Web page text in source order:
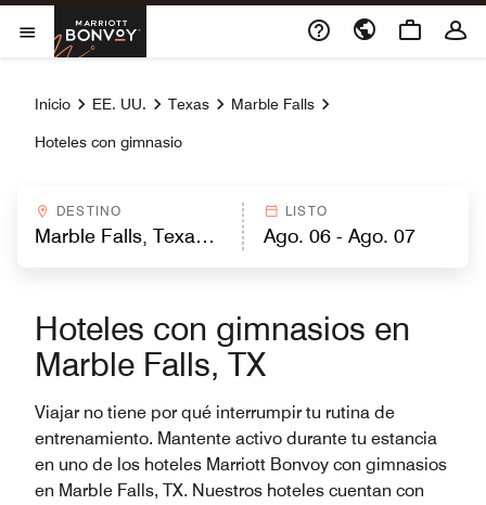
Skip to Content
Abrir el menú
Marriott Bonvoy
Inicio EE. UU. Texas Marble Falls
Hoteles con gimnasio
DESTINO LISTO
Hoteles con gimnasios en
Marble Falls, TX
Viajar no tiene por qué interrumpir tu rutina de
entrenamiento. Mantente activo durante tu estancia
en uno de los hoteles Marriott Bonvoy con gimnasios
en Marble Falls, TX. Nuestros hoteles cuentan con